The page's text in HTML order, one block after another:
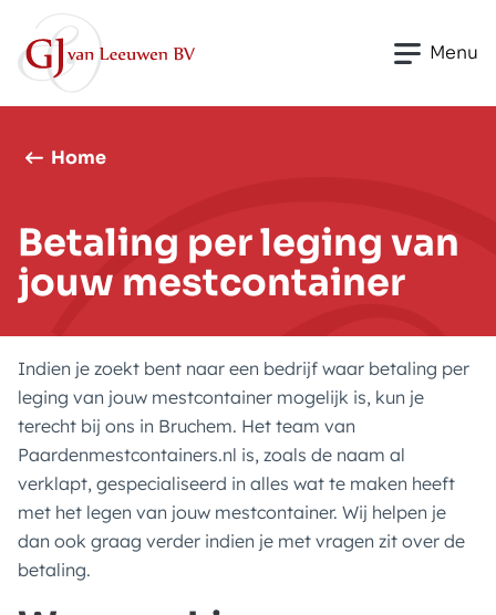
Skip to content
Menu
Home
Betaling per leging van
jouw mestcontainer
Indien je zoekt bent naar een bedrijf waar betaling per
leging van jouw mestcontainer mogelijk is, kun je
terecht bij ons in Bruchem. Het team van
Paardenmestcontainers.nl is, zoals de naam al
verklapt, gespecialiseerd in alles wat te maken heeft
met het legen van jouw mestcontainer. Wij helpen je
dan ook graag verder indien je met vragen zit over de
betaling.